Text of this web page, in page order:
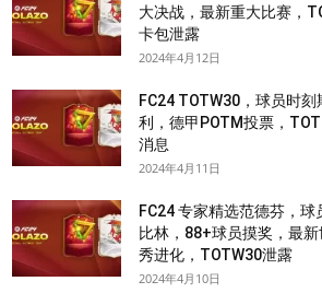
大决战，最新重大比赛，
卡包泄露
2024年4月12日
FC24 TOTW30，球员时刻
利，德甲POTM投票，
消息
2024年4月11日
FC24 专家精选范德芬，球
比林，88+球员摸奖，最新
秀进化，TOTW30泄露
2024年4月10日